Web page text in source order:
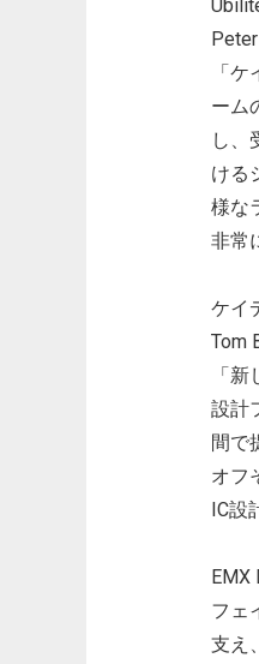
Peter
「
ーム
し、
ける
様な
非常
ケイ
Tom
「
設計
間で
オフ
IC設
EMX
フェ
支え